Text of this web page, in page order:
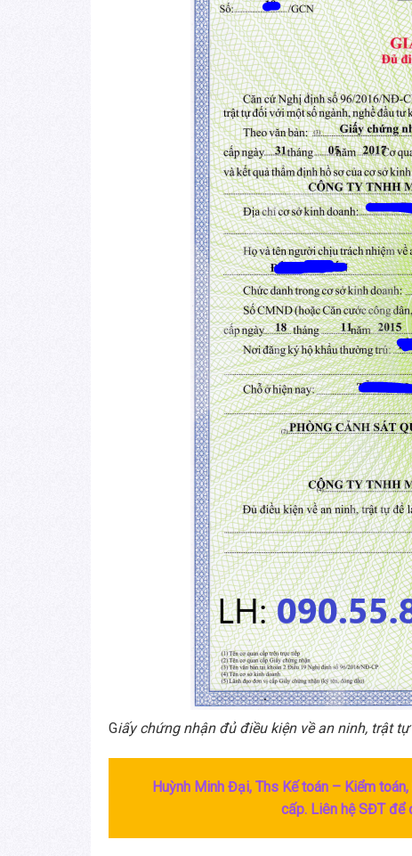
Giấy chứng nhận đủ điều kiện về an ninh, trật
Huỳnh Minh Đại, Ths Kế toán – Kiểm
cấp. Liên hệ SĐT